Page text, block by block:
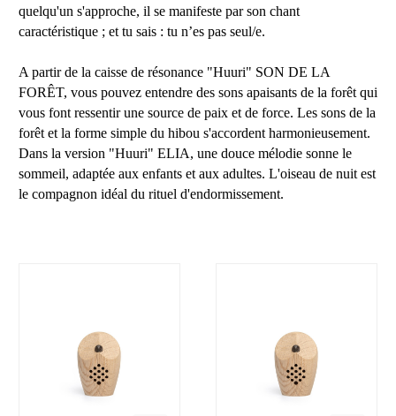
quelqu'un s'approche, il se manifeste par son chant
caractéristique ; et tu sais : tu n’es pas seul/e.
A partir de la caisse de résonance "Huuri" SON DE LA
FORÊT, vous pouvez entendre des sons apaisants de la forêt qui
vous font ressentir une source de paix et de force. Les sons de la
forêt et la forme simple du hibou s'accordent harmonieusement.
Dans la version "Huuri" ELIA, une douce mélodie sonne le
sommeil, adaptée aux enfants et aux adultes. L'oiseau de nuit est
le compagnon idéal du rituel d'endormissement.